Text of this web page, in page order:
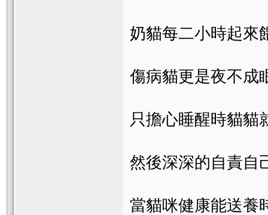
奶貓每二小時起來
傷病貓更是夜不成
只擔心睡醒時貓貓
然後深深的自責自
當貓咪健康能送養